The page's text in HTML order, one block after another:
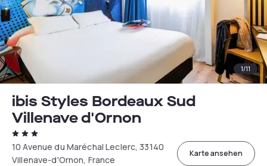
1/11
ibis Styles Bordeaux Sud
Villenave d'Ornon
10 Avenue du Maréchal Leclerc, 33140
Villenave-d'Ornon, France
Karte ansehen